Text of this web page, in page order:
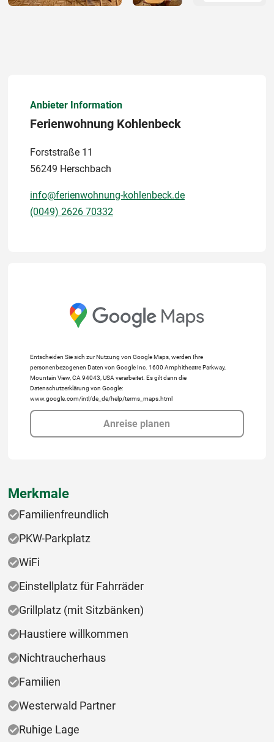
Anbieter Information
Ferienwohnung Kohlenbeck
Forststraße 11
56249 Herschbach
info@ferienwohnung-kohlenbeck.de
(0049) 2626 70332
Entscheiden Sie sich zur Nutzung von Google Maps, werden Ihre
personenbezogenen Daten von Google Inc. 1600 Amphitheatre Parkway,
Mountain View, CA 94043, USA verarbeitet. Es gilt dann die
Datenschutzerklärung von Google:
www.google.com/intl/de_de/help/terms_maps.html
Anreise planen
Merkmale
Familienfreundlich
PKW-Parkplatz
WiFi
Einstellplatz für Fahrräder
Grillplatz (mit Sitzbänken)
Haustiere willkommen
Nichtraucherhaus
Familien
Westerwald Partner
Ruhige Lage